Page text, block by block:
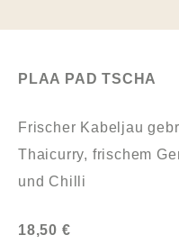
PLAA PAD TSCHA
Frischer Kabeljau
Thaicurry, frischem
und Chilli
18,50 €